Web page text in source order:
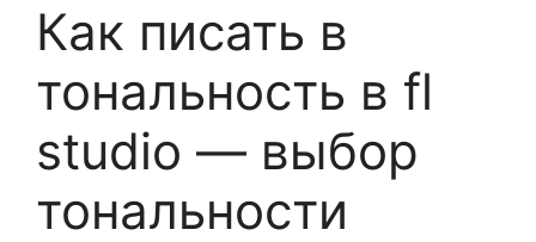
Как писать в
тональность в fl
studio — выбор
тональности